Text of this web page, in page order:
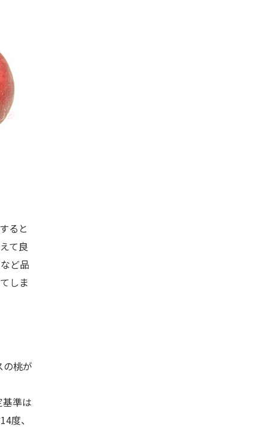
ると
て良
ど品
しま
の桃が
準は
度、